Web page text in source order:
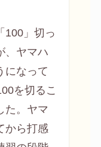
100」切っ
、ヤマハ
になって
を切るこ
た。ヤマ
から打感